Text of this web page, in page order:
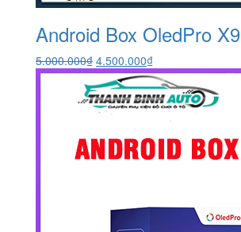
Android Box OledPro X9
5.000.000₫ Giá
gốc
là:
5.000.000₫.
4.500.000₫Giá
hiện
tại
là: